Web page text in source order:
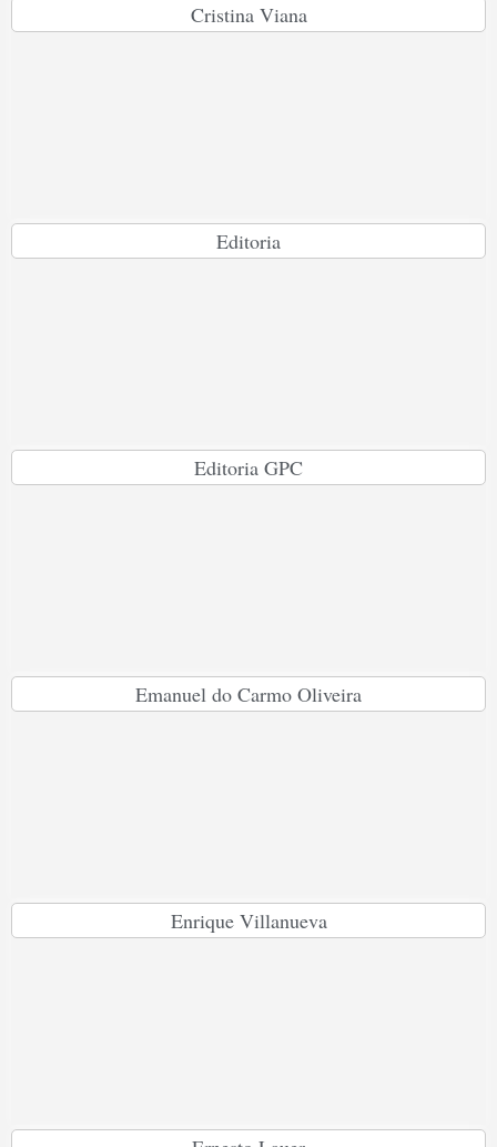
Cristina Viana
Editoria
Editoria GPC
Emanuel do Carmo Oliveira
Enrique Villanueva